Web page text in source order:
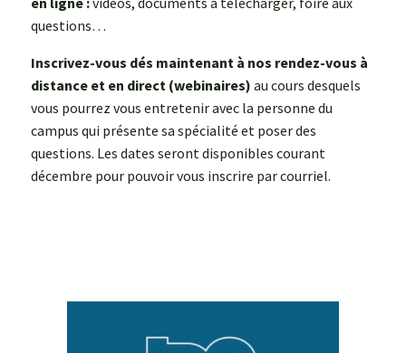
questions…
Inscrivez-vous dés maintenant à nos rendez-vous à
distance et en direct (webinaires) au cours desquels
vous pourrez vous entretenir avec la personne du
campus qui présente sa spécialité et poser des
questions. Les dates seront disponibles courant
décembre pour pouvoir vous inscrire par courriel.